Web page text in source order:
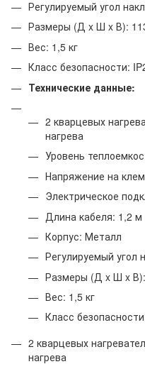
Регулируемый угол
Размеры (Д x Ш x В):
Вес: 1,5 кг
Класс безопасности:
Технические данные:
2 кварцевых
нагрева
Уровень
Напряжение на
Электрическое
Длина кабеля: 1,2 м
Корпус: Металл
Регулируемый угол
Размеры (Д x Ш x
Вес: 1,5 кг
Класс
2 кварцевых
нагрева